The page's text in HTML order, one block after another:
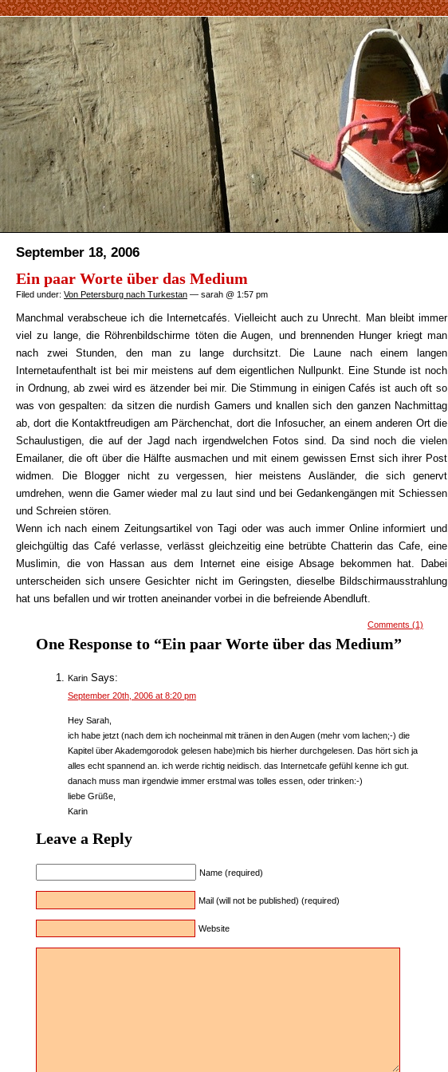
September 18, 2006
Ein paar Worte über das Medium
Filed under: Von Petersburg nach Turkestan — sarah @ 1:57 pm
Manchmal verabscheue ich die Internetcafés. Vielleicht auch zu Unrecht. Man bleibt immer
viel zu lange, die Röhrenbildschirme töten die Augen, und brennenden Hunger kriegt man
nach zwei Stunden, den man zu lange durchsitzt. Die Laune nach einem langen
Internetaufenthalt ist bei mir meistens auf dem eigentlichen Nullpunkt. Eine Stunde ist noch
in Ordnung, ab zwei wird es ätzender bei mir. Die Stimmung in einigen Cafés ist auch oft so
was von gespalten: da sitzen die nurdish Gamers und knallen sich den ganzen Nachmittag
ab, dort die Kontaktfreudigen am Pärchenchat, dort die Infosucher, an einem anderen Ort die
Schaulustigen, die auf der Jagd nach irgendwelchen Fotos sind. Da sind noch die vielen
Emailaner, die oft über die Hälfte ausmachen und mit einem gewissen Ernst sich ihrer Post
widmen. Die Blogger nicht zu vergessen, hier meistens Ausländer, die sich genervt
umdrehen, wenn die Gamer wieder mal zu laut sind und bei Gedankengängen mit Schiessen
und Schreien stören.
Wenn ich nach einem Zeitungsartikel von Tagi oder was auch immer Online informiert und
gleichgültig das Café verlasse, verlässt gleichzeitig eine betrübte Chatterin das Cafe, eine
Muslimin, die von Hassan aus dem Internet eine eisige Absage bekommen hat. Dabei
unterscheiden sich unsere Gesichter nicht im Geringsten, dieselbe Bildschirmausstrahlung
hat uns befallen und wir trotten aneinander vorbei in die befreiende Abendluft.
Comments (1)
One Response to “Ein paar Worte über das Medium”
Karin Says:
September 20th, 2006 at 8:20 pm
Hey Sarah,
ich habe jetzt (nach dem ich nocheinmal mit tränen in den Augen (mehr vom lachen;-) die
Kapitel über Akademgorodok gelesen habe)mich bis hierher durchgelesen. Das hört sich ja
alles echt spannend an. ich werde richtig neidisch. das Internetcafe gefühl kenne ich gut.
danach muss man irgendwie immer erstmal was tolles essen, oder trinken:-)
liebe Grüße,
Karin
Leave a Reply
Name (required)
Mail (will not be published) (required)
Website